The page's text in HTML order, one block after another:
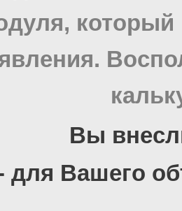
который
Вы
для Вашего